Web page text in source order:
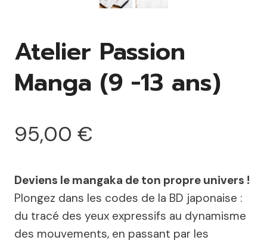
Atelier Passion
Manga (9 -13 ans)
95,00 €
Deviens le mangaka de ton propre univers !
Plongez dans les codes de la BD japonaise :
du tracé des yeux expressifs au dynamisme
des mouvements, en passant par les